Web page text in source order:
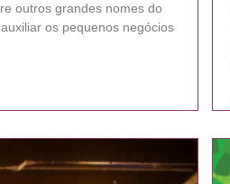
outros grandes nomes do
os pequenos negócios